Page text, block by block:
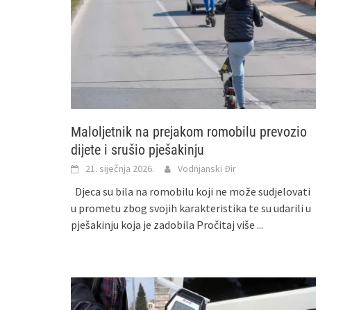
Maloljetnik na prejakom romobilu prevozio
dijete i srušio pješakinju
21. siječnja 2026. Vodnjanski Đir
Djeca su bila na romobilu koji ne može sudjelovati
u prometu zbog svojih karakteristika te su udarili u
pješakinju koja je zadobila Pročitaj više ...